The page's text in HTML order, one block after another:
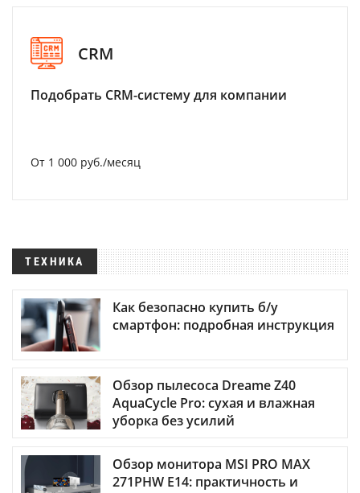
CRM
Подобрать CRM-систему для компании
От 1 000 руб./месяц
ТЕХНИКА
Как безопасно купить б/у
смартфон: подробная инструкция
Обзор пылесоса Dreame Z40
AquaCycle Pro: сухая и влажная
уборка без усилий
Обзор монитора MSI PRO MAX
271PHW E14: практичность и